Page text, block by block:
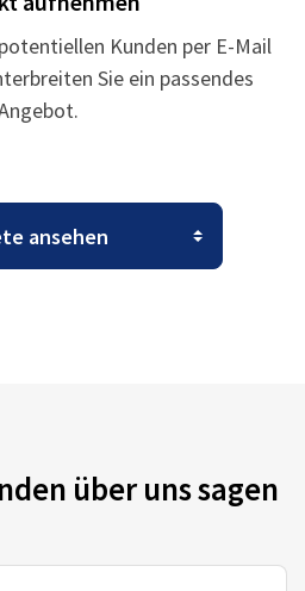
Kunden per E-Mail
Sie ein passendes
über uns sagen